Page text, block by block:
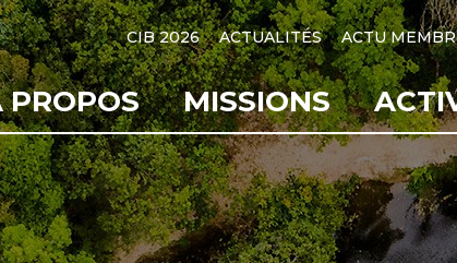
CIB 2026 ACTUALITÉS ACTU
PROPOS MISSIONS